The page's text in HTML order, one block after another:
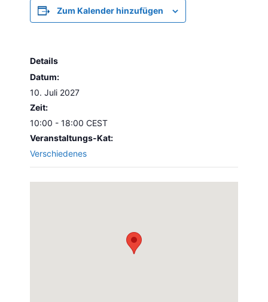
Zum Kalender hinzufügen
Details
Datum:
10. Juli 2027
Zeit:
10:00 - 18:00 CEST
Veranstaltungs-Kat:
Verschiedenes